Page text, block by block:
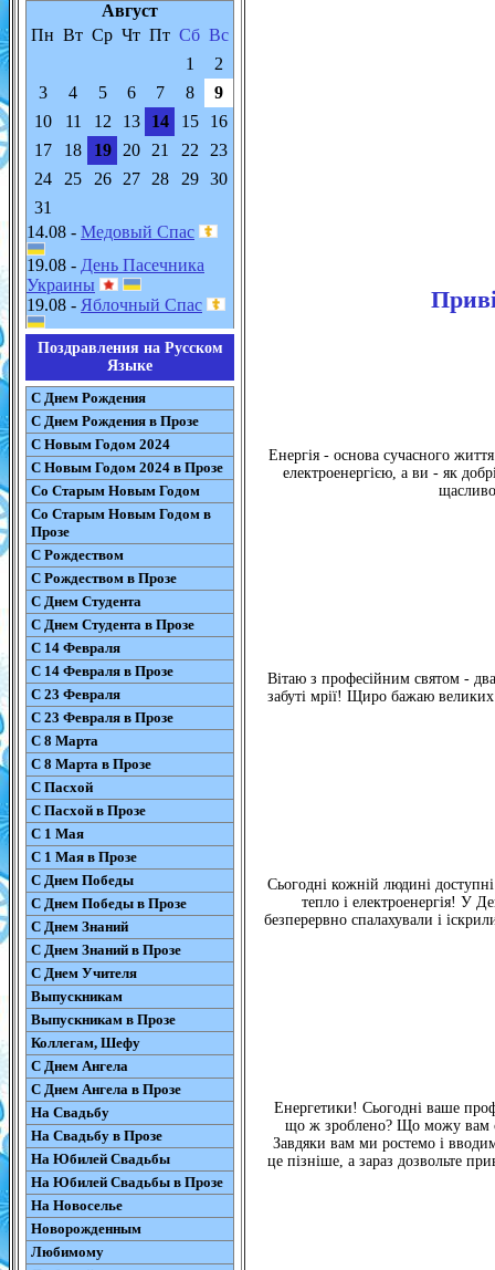
Август
Пн Вт Ср Чт Пт Сб Вс
1
2
3
4 5 6 7 8
9
10
11 12 13 14 15
16
17
18 19 20 21 22
23
24
25 26 27 28 29
30
31
14.08 - Медовый Спас
19.08 - День Пасечника
Украины
19.08 - Яблочный Спас
Поздравления на Русском
Языке
С Днем Рождения
С Днем Рождения в Прозе
С Новым Годом 2024
С Новым Годом 2024 в Прозе
Со Старым Новым Годом
Со Старым Новым Годом в
Прозе
С Рождеством
С Рождеством в Прозе
С Днем Студента
С Днем Студента в Прозе
С 14 Февраля
С 14 Февраля в Прозе
С 23 Февраля
С 23 Февраля в Прозе
С 8 Марта
С 8 Марта в Прозе
С Пасхой
С Пасхой в Прозе
С 1 Мая
С 1 Мая в Прозе
С Днем Победы
С Днем Победы в Прозе
С Днем Знаний
С Днем Знаний в Прозе
С Днем Учителя
Выпускникам
Выпускникам в Прозе
Коллегам, Шефу
С Днем Ангела
С Днем Ангела в Прозе
На Свадьбу
На Свадьбу в Прозе
На Юбилей Свадьбы
На Юбилей Свадьбы в Прозе
На Новоселье
Новорожденным
Любимому
Енергія - основа сучасного
електроенергією, а ви - як
Вітаю з професійним святом -
забуті мрії! Щиро бажаю великих
Сьогодні кожній людині
тепло і електроенергія! У
безперервно спалахували і
Енергетики! Сьогодні ваше
що ж зроблено? Що можу вам
Завдяки вам ми ростемо і
це пізніше, а зараз дозвольте